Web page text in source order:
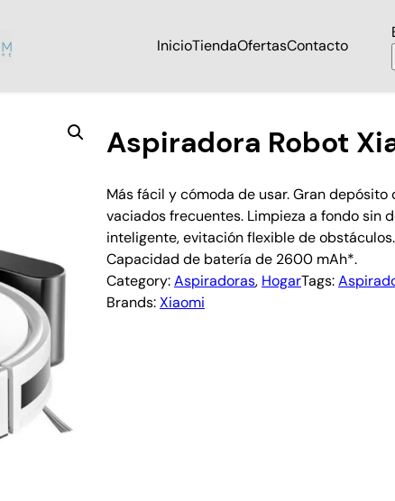
InicioTiendaOfertasContacto
Aspiradora Robot
Más fácil y cómoda de usar. Gran
vaciados frecuentes. Limpieza a fondo sin
inteligente, evitación flexible de
Capacidad de batería de 2600 mAh*.
Category:Aspiradoras, HogarTags:
Brands:Xiaomi